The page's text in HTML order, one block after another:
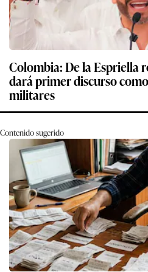
Colombia: De la Espriella
dará primer discurso
militares
Contenido sugerido